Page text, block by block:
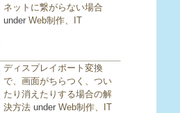
ネットに繋がらない場合
under Web制作、IT
ディスプレイポート変換
で、画面がちらつく、つい
たり消えたりする場合の解
決方法 under Web制作、IT